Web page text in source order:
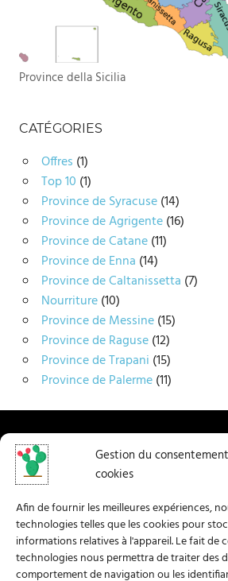
Gestion du
cookies
Afin de fournir les meilleures expériences,
technologies telles que les cookies pour
informations relatives à l'appareil. Le fait de
technologies nous permettra de traiter des
comportement de navigation ou les
Province della Sicilia
CATÉGORIES
Offres (1)
Top 10 (1)
Province de Syracuse(14)
Province de Agrigente(16)
Province de Catane(11)
Province de Enna (14)
Province de Caltanissetta (7)
Nourriture(10)
Province de Messine(15)
Province de Raguse(12)
Province de Trapani (15)
Province de Palerme(11)
Contactez-moi
Facebook